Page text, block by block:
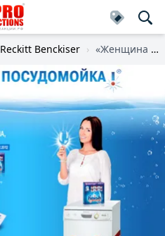
Reckitt Benckiser «Женщина – не посудомойка»